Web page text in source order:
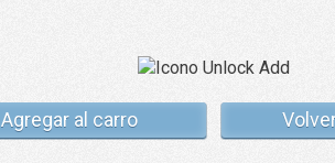
Agregar al carro